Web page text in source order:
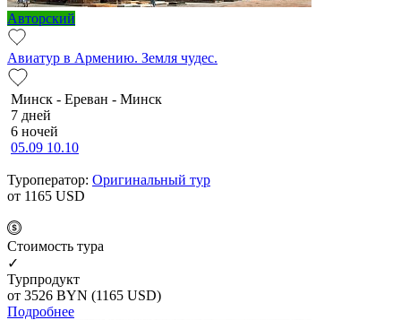
Авторский
Авиатур в Армению. Земля чудес.
Минск - Ереван - Минск
7 дней
6 ночей
05.09 10.10
Туроператор: Оригинальный тур
от 1165 USD
Cтоимость тура
✓
Турпродукт
от 3526 BYN (1165 USD)
Подробнее